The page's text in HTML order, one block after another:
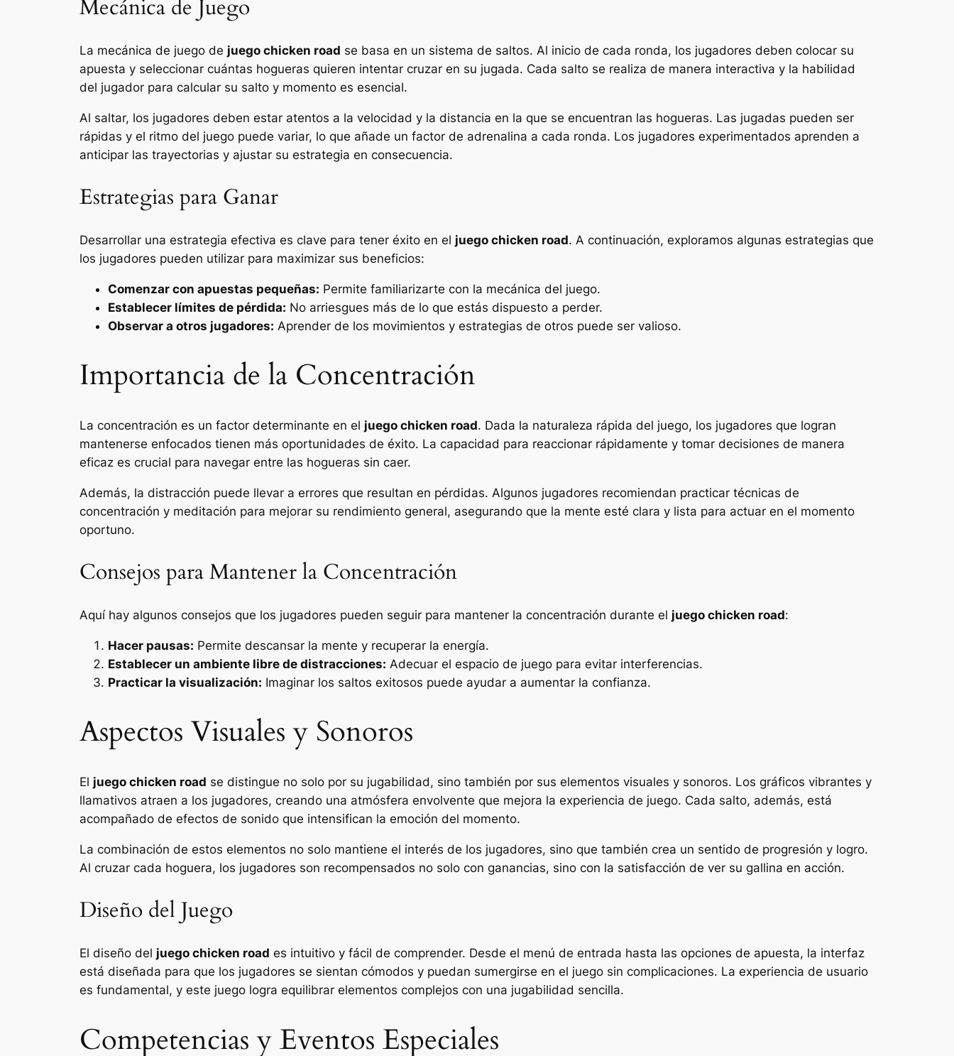
Mecánica de Juego
La mecánica de juego de juego chicken road se basa en un sistema de saltos. Al inicio de cada ronda, los jugadores deben colocar su
apuesta y seleccionar cuántas hogueras quieren intentar cruzar en su jugada. Cada salto se realiza de manera interactiva y la habilidad
del jugador para calcular su salto y momento es esencial.
Al saltar, los jugadores deben estar atentos a la velocidad y la distancia en la que se encuentran las hogueras. Las jugadas pueden ser
rápidas y el ritmo del juego puede variar, lo que añade un factor de adrenalina a cada ronda. Los jugadores experimentados aprenden a
anticipar las trayectorias y ajustar su estrategia en consecuencia.
Estrategias para Ganar
Desarrollar una estrategia efectiva es clave para tener éxito en el juego chicken road. A continuación, exploramos algunas estrategias que
los jugadores pueden utilizar para maximizar sus beneficios:
Comenzar con apuestas pequeñas: Permite familiarizarte con la mecánica del juego.
Establecer límites de pérdida: No arriesgues más de lo que estás dispuesto a perder.
Observar a otros jugadores: Aprender de los movimientos y estrategias de otros puede ser valioso.
Importancia de la Concentración
La concentración es un factor determinante en el juego chicken road. Dada la naturaleza rápida del juego, los jugadores que logran
mantenerse enfocados tienen más oportunidades de éxito. La capacidad para reaccionar rápidamente y tomar decisiones de manera
eficaz es crucial para navegar entre las hogueras sin caer.
Además, la distracción puede llevar a errores que resultan en pérdidas. Algunos jugadores recomiendan practicar técnicas de
concentración y meditación para mejorar su rendimiento general, asegurando que la mente esté clara y lista para actuar en el momento
oportuno.
Consejos para Mantener la Concentración
Aquí hay algunos consejos que los jugadores pueden seguir para mantener la concentración durante el juego chicken road:
Hacer pausas: Permite descansar la mente y recuperar la energía.
Establecer un ambiente libre de distracciones: Adecuar el espacio de juego para evitar interferencias.
Practicar la visualización: Imaginar los saltos exitosos puede ayudar a aumentar la confianza.
Aspectos Visuales y Sonoros
El juego chicken road se distingue no solo por su jugabilidad, sino también por sus elementos visuales y sonoros. Los gráficos vibrantes y
llamativos atraen a los jugadores, creando una atmósfera envolvente que mejora la experiencia de juego. Cada salto, además, está
acompañado de efectos de sonido que intensifican la emoción del momento.
La combinación de estos elementos no solo mantiene el interés de los jugadores, sino que también crea un sentido de progresión y logro.
Al cruzar cada hoguera, los jugadores son recompensados no solo con ganancias, sino con la satisfacción de ver su gallina en acción.
Diseño del Juego
El diseño del juego chicken road es intuitivo y fácil de comprender. Desde el menú de entrada hasta las opciones de apuesta, la interfaz
está diseñada para que los jugadores se sientan cómodos y puedan sumergirse en el juego sin complicaciones. La experiencia de usuario
es fundamental, y este juego logra equilibrar elementos complejos con una jugabilidad sencilla.
Competencias y Eventos Especiales